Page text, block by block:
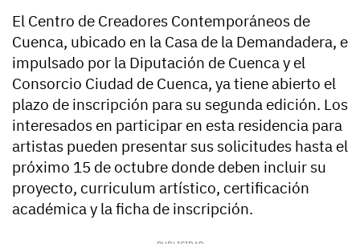
El Centro de Creadores Contemporáneos de
Cuenca, ubicado en la Casa de la Demandadera, e
impulsado por la Diputación de Cuenca y el
Consorcio Ciudad de Cuenca, ya tiene abierto el
plazo de inscripción para su segunda edición. Los
interesados en participar en esta residencia para
artistas pueden presentar sus solicitudes hasta el
próximo 15 de octubre donde deben incluir su
proyecto, curriculum artístico, certificación
académica y la ficha de inscripción.